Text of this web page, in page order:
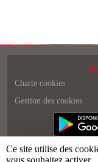
Charte cookies
Gestion des cookies
Ce site utilise des
vous souhaitez activer